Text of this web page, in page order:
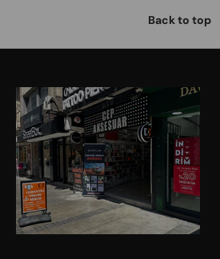
Back to top